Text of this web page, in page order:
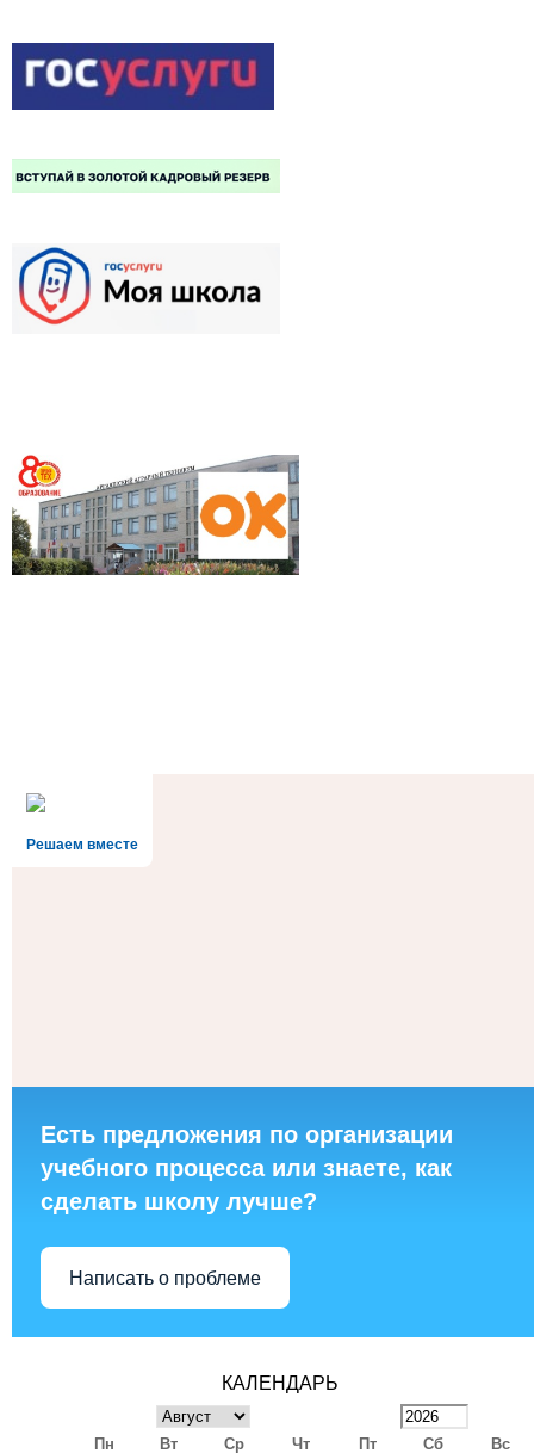
Решаем вместе
Есть предложения по организации
учебного процесса или знаете, как
сделать школу лучше?
Написать о проблеме
КАЛЕНДАРЬ
Пн Вт Ср Чт Пт Сб Вс